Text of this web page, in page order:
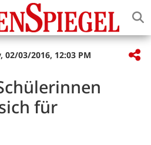
02/03/2016, 12:03 PM
für